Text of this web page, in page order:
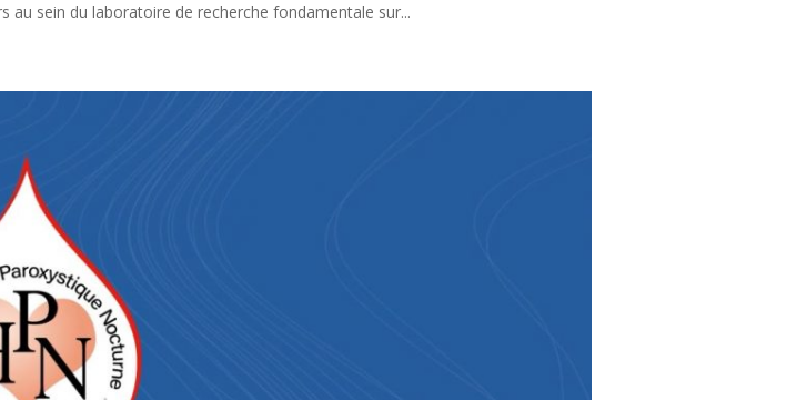
au sein du laboratoire de recherche fondamentale sur...